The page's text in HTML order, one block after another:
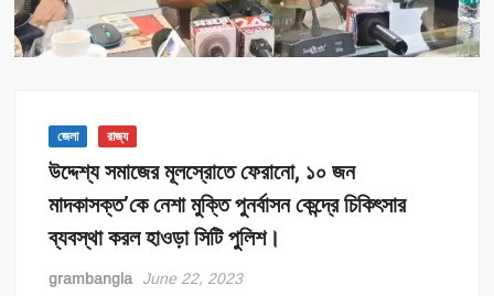
জেলা রাজ্য
উদ্দেশ্য সমাজের মূলস্রোতে ফেরানো, ১০ জন
মাদকাসক্ত’কে নেশা মুক্তি পুনর্বাসন কেন্দ্রে চিকিৎসার
ব্যবস্থা করল হাওড়া সিটি পুলিশ।
grambangla June 22, 2023